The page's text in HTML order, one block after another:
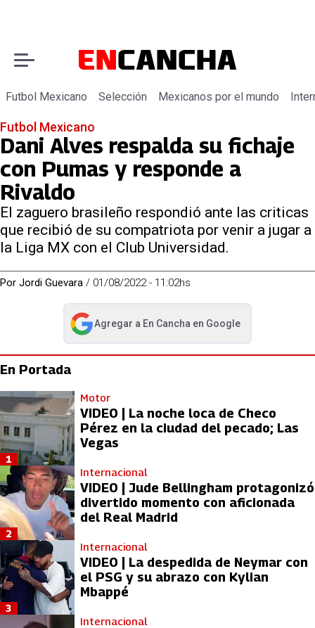
Futbol Mexicano Selección Mexicanos por el mundo
Futbol Mexicano
Dani Alves respalda su fichaje
con Pumas y responde a
Rivaldo
El zaguero brasileño respondió ante las criticas
que recibió de su compatriota por venir a jugar a
la Liga MX con el Club Universidad.
Por Jordi Guevara / 01/08/2022 - 11:02hs
Agregar a En Cancha en Google
abre en nueva pestaña
En Portada
Motor
VIDEO | La noche loca de Checo
Pérez en la ciudad del pecado; Las
Vegas
1
Internacional
VIDEO | Jude Bellingham protagonizó
divertido momento con aficionada
del Real Madrid
2
Internacional
VIDEO | La despedida de Neymar con
el PSG y su abrazo con Kylian
Mbappé
3
Internacional